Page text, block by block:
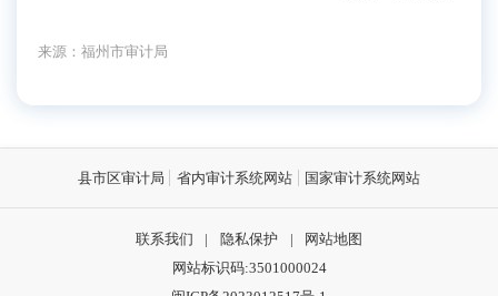
来源：福州市审计局
县市区审计局 省内审计系统网站 国家审计系统网站
联系我们 | 隐私保护 |
网站地图
网站标识码:3501000024